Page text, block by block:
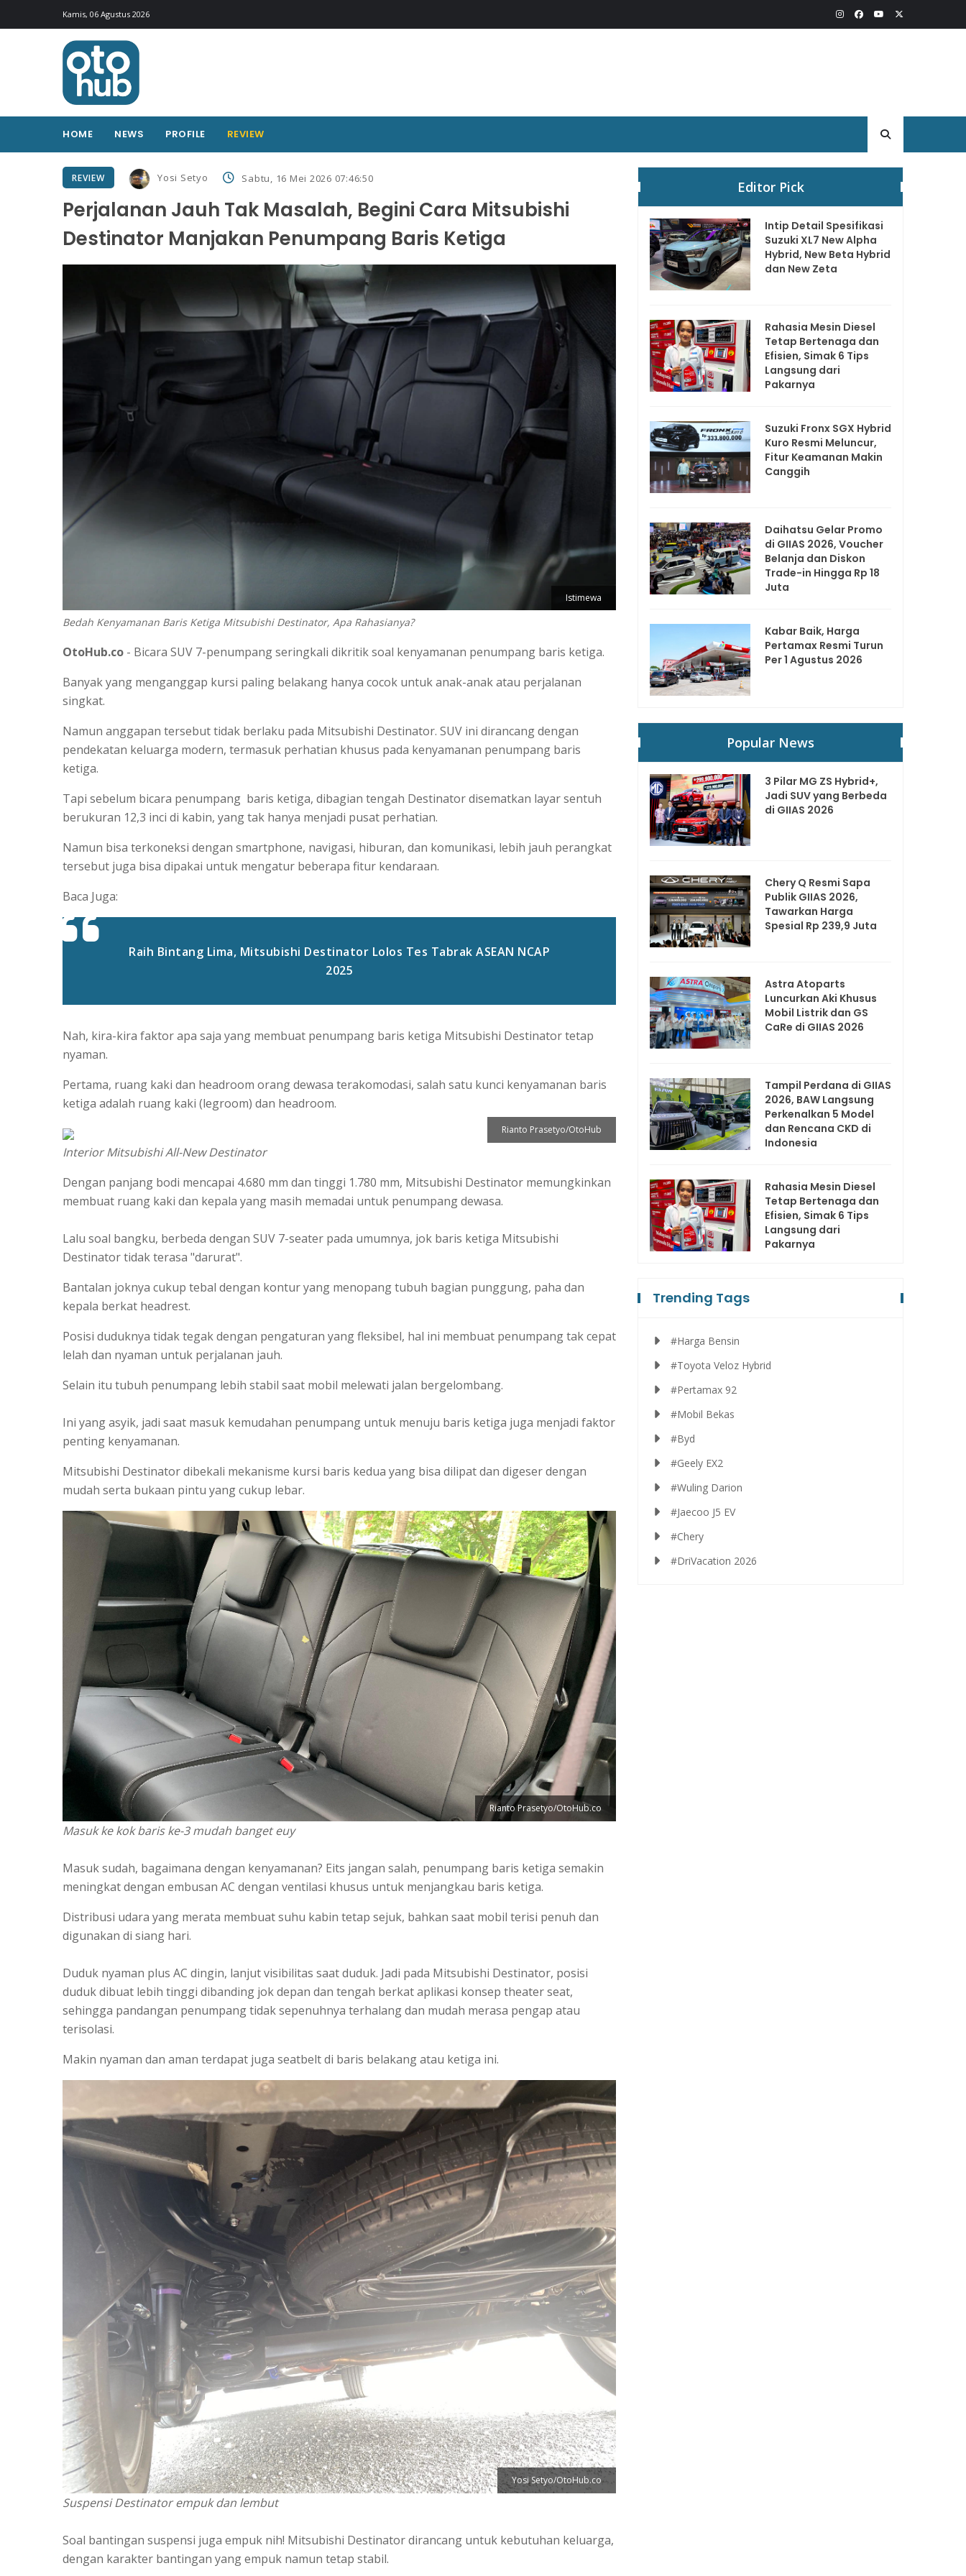
Kamis, 06 Agustus 2026
HOME NEWS PROFILE REVIEW
REVIEW Yosi Setyo Sabtu, 16 Mei 2026 07:46:50
Perjalanan Jauh Tak Masalah, Begini Cara Mitsubishi
Destinator Manjakan Penumpang Baris Ketiga
Istimewa
Bedah Kenyamanan Baris Ketiga Mitsubishi Destinator, Apa Rahasianya?
OtoHub.co - Bicara SUV 7-penumpang seringkali dikritik soal kenyamanan penumpang baris ketiga.
Banyak yang menganggap kursi paling belakang hanya cocok untuk anak-anak atau perjalanan
singkat.
Namun anggapan tersebut tidak berlaku pada Mitsubishi Destinator. SUV ini dirancang dengan
pendekatan keluarga modern, termasuk perhatian khusus pada kenyamanan penumpang baris
ketiga.
Tapi sebelum bicara penumpang baris ketiga, dibagian tengah Destinator disematkan layar sentuh
berukuran 12,3 inci di kabin, yang tak hanya menjadi pusat perhatian.
Namun bisa terkoneksi dengan smartphone, navigasi, hiburan, dan komunikasi, lebih jauh perangkat
tersebut juga bisa dipakai untuk mengatur beberapa fitur kendaraan.
Baca Juga:
Raih Bintang Lima, Mitsubishi Destinator Lolos Tes Tabrak ASEAN NCAP
2025
Nah, kira-kira faktor apa saja yang membuat penumpang baris ketiga Mitsubishi Destinator tetap
nyaman.
Pertama, ruang kaki dan headroom orang dewasa terakomodasi, salah satu kunci kenyamanan baris
ketiga adalah ruang kaki (legroom) dan headroom.
Rianto Prasetyo/OtoHub
Interior Mitsubishi All-New Destinator
Dengan panjang bodi mencapai 4.680 mm dan tinggi 1.780 mm, Mitsubishi Destinator memungkinkan
membuat ruang kaki dan kepala yang masih memadai untuk penumpang dewasa.
Lalu soal bangku, berbeda dengan SUV 7-seater pada umumnya, jok baris ketiga Mitsubishi
Destinator tidak terasa "darurat".
Bantalan joknya cukup tebal dengan kontur yang menopang tubuh bagian punggung, paha dan
kepala berkat headrest.
Posisi duduknya tidak tegak dengan pengaturan yang fleksibel, hal ini membuat penumpang tak cepat
lelah dan nyaman untuk perjalanan jauh.
Selain itu tubuh penumpang lebih stabil saat mobil melewati jalan bergelombang.
Ini yang asyik, jadi saat masuk kemudahan penumpang untuk menuju baris ketiga juga menjadi faktor
penting kenyamanan.
Mitsubishi Destinator dibekali mekanisme kursi baris kedua yang bisa dilipat dan digeser dengan
mudah serta bukaan pintu yang cukup lebar.
Rianto Prasetyo/OtoHub.co
Masuk ke kok baris ke-3 mudah banget euy
Masuk sudah, bagaimana dengan kenyamanan? Eits jangan salah, penumpang baris ketiga semakin
meningkat dengan embusan AC dengan ventilasi khusus untuk menjangkau baris ketiga.
Distribusi udara yang merata membuat suhu kabin tetap sejuk, bahkan saat mobil terisi penuh dan
digunakan di siang hari.
Duduk nyaman plus AC dingin, lanjut visibilitas saat duduk. Jadi pada Mitsubishi Destinator, posisi
duduk dibuat lebih tinggi dibanding jok depan dan tengah berkat aplikasi konsep theater seat,
sehingga pandangan penumpang tidak sepenuhnya terhalang dan mudah merasa pengap atau
terisolasi.
Makin nyaman dan aman terdapat juga seatbelt di baris belakang atau ketiga ini.
Yosi Setyo/OtoHub.co
Suspensi Destinator empuk dan lembut
Soal bantingan suspensi juga empuk nih! Mitsubishi Destinator dirancang untuk kebutuhan keluarga,
dengan karakter bantingan yang empuk namun tetap stabil.
Editor Pick
Intip Detail Spesifikasi
Suzuki XL7 New Alpha
Hybrid, New Beta Hybrid
dan New Zeta
Rahasia Mesin Diesel
Tetap Bertenaga dan
Efisien, Simak 6 Tips
Langsung dari
Pakarnya
Suzuki Fronx SGX Hybrid
Kuro Resmi Meluncur,
Fitur Keamanan Makin
Canggih
Daihatsu Gelar Promo
di GIIAS 2026, Voucher
Belanja dan Diskon
Trade-in Hingga Rp 18
Juta
Kabar Baik, Harga
Pertamax Resmi Turun
Per 1 Agustus 2026
Popular News
3 Pilar MG ZS Hybrid+,
Jadi SUV yang Berbeda
di GIIAS 2026
Chery Q Resmi Sapa
Publik GIIAS 2026,
Tawarkan Harga
Spesial Rp 239,9 Juta
Astra Atoparts
Luncurkan Aki Khusus
Mobil Listrik dan GS
CaRe di GIIAS 2026
Tampil Perdana di GIIAS
2026, BAW Langsung
Perkenalkan 5 Model
dan Rencana CKD di
Indonesia
Rahasia Mesin Diesel
Tetap Bertenaga dan
Efisien, Simak 6 Tips
Langsung dari
Pakarnya
Trending Tags
#Harga Bensin
#Toyota Veloz Hybrid
#Pertamax 92
#Mobil Bekas
#Byd
#Geely EX2
#Wuling Darion
#Jaecoo J5 EV
#Chery
#DriVacation 2026